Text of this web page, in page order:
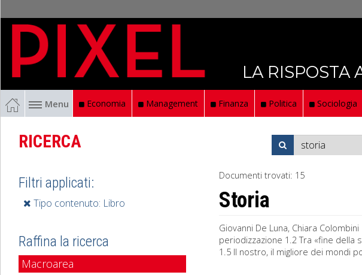
LA RISPOSTA
Menu Economia Management Finanza Politica Sociologia
RICERCA
Documenti trovati: 15
Storia
Giovanni De Luna, Chiara
periodizzazione 1.2 Tra «fine della
1.5 Il nostro, il migliore dei mondi
Filtri applicati:
Tipo contenuto: Libro
Raffina la ricerca
Macroarea